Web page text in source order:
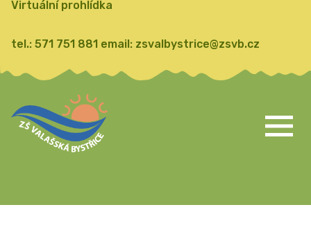
Virtuální prohlídka
tel.: 571 751 881 email: zsvalbystrice@zsvb.cz